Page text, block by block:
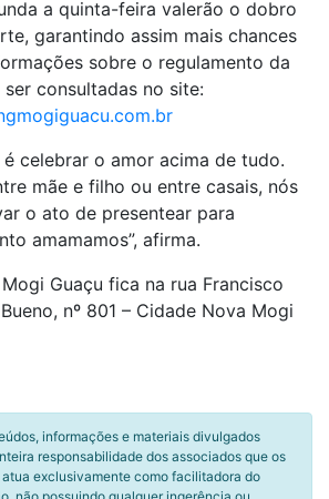
a quinta-feira valerão o dobro
garantindo assim mais chances
sobre o regulamento da
consultadas no site:
celebrar o amor acima de tudo.
mãe e filho ou entre casais, nós
o ato de presentear para
amamamos”, afirma.
Guaçu fica na rua Francisco
nº 801 – Cidade Nova Mogi
informações e materiais divulgados
responsabilidade dos associados que os
exclusivamente como facilitadora do